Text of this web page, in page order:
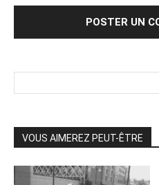
VOUS AIMEREZ PEUT-ÊTRE